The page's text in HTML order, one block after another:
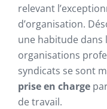
relevant
d’organisation.
une habitude dans
organisations
syndicats se sont
prise en charge
de travail.